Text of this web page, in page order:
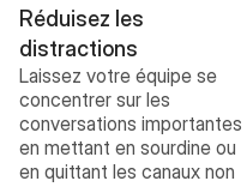
Réduisez les
distractions
Laissez votre équipe se
concentrer sur les
conversations importantes
en mettant en sourdine ou
en quittant les canaux non